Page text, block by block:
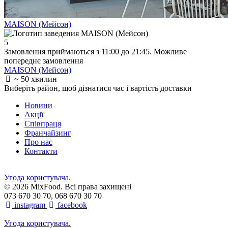
MAISON (Мейсон)
5
Замовлення приймаються з 11:00 до 21:45. Можливе
попереднє замовлення
MAISON (Мейсон)
~ 50 хвилин
Виберіть район, щоб дізнатися час і вартість доставки
Новини
Акції
Співпраця
Франчайзинг
Про нас
Контакти
Угода користувача.
© 2026 MixFood. Всі права захищені
073 670 30 70, 068 670 30 70
instagram
facebook
Угода користувача.